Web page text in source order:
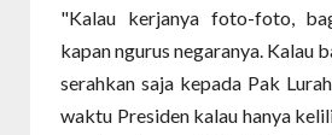
"Kalau kerjanya foto-foto,
kapan ngurus negaranya. Kalau
serahkan saja kepada Pak
waktu Presiden kalau hanya